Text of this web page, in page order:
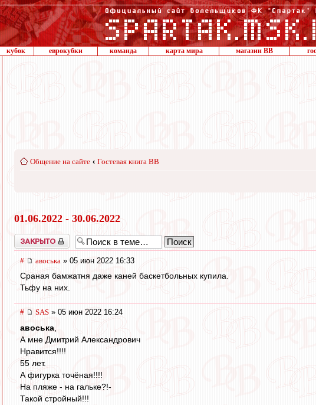
кубок еврокубки команда карта мира магазин ВВ
Общение на сайте ‹ Гостевая книга ВВ
01.06.2022 - 30.06.2022
Закрыто
# авоська » 05 июн 2022 16:33
Сраная бамжатня даже каней баскетбольных купила.
Тьфу на них.
# SAS » 05 июн 2022 16:24
авоська
А мне Дмитрий Александрович
Нравится!!!!
55 лет.
А фигурка точёная!!!!
На пляже - на гальке?!-
Такой стройный!!!